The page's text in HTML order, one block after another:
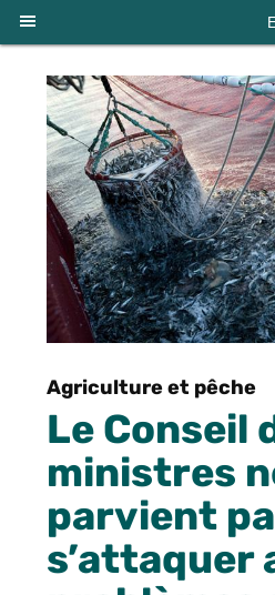
Agriculture et pêche
Le Conseil
ministres
parvient
s’attaquer